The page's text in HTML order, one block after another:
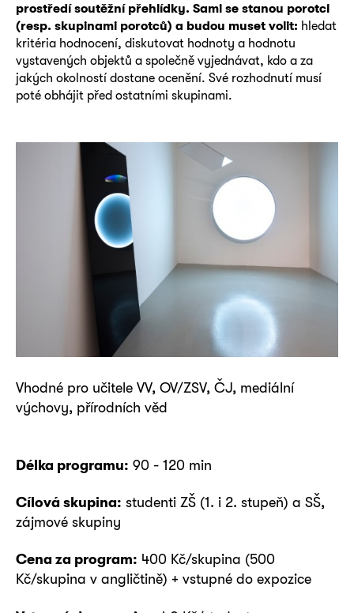
prostředí soutěžní přehlídky. Sami se stanou porotci
(resp. skupinami porotců) a budou muset volit: hledat
kritéria hodnocení, diskutovat hodnoty a hodnotu
vystavených objektů a společně vyjednávat, kdo a za
jakých okolností dostane ocenění. Své rozhodnutí musí
poté obhájit před ostatními skupinami.
Vhodné pro učitele VV, OV/ZSV, ČJ, mediální
výchovy, přírodních věd
Délka programu: 90 - 120 min
Cílová skupina: studenti ZŠ (1. i 2. stupeň) a SŠ,
zájmové skupiny
Cena za program: 400 Kč/skupina (500
Kč/skupina v angličtině) + vstupné do expozice